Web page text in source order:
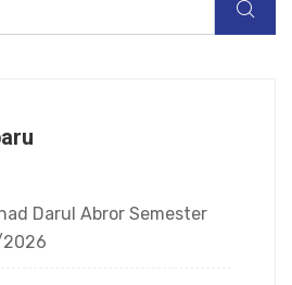
Darul Abror Semester
2026